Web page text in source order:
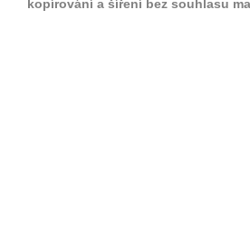
kopírování a šíření bez souhlasu